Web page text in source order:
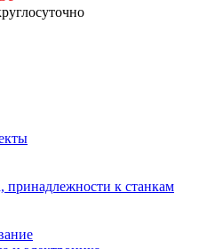
принадлежности к станкам